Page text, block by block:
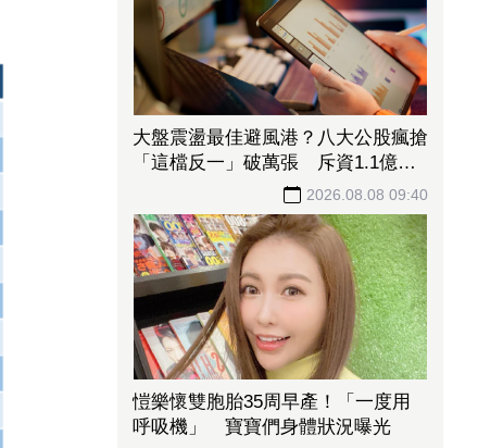
大盤震盪最佳避風港？八大公股瘋搶
「這檔反一」破萬張 斥資1.1億大
2026.08.08 09:40
愷樂懷雙胞胎35周早產！「一度用
呼吸機」 寶寶們身體狀況曝光